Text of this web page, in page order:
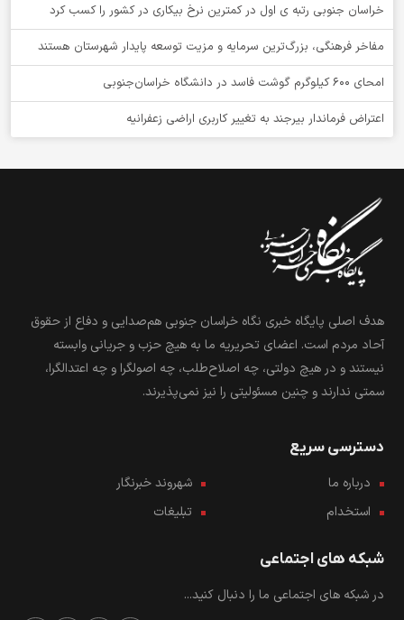
خراسان جنوبی رتبه ی اول در کمترین نرخ بیکاری در کشور را کسب کرد
مفاخر فرهنگی، بزرگ‌ترین سرمایه و مزیت توسعه پایدار شهرستان هستند
امحای ۶۰۰ کیلوگرم گوشت فاسد در دانشگاه خراسان‌جنوبی
اعتراض فرماندار بیرجند به تغییر کاربری اراضی زعفرانیه
هدف اصلی پایگاه خبری نگاه خراسان جنوبی هم‌صدایی و دفاع از حقوق
آحاد مردم است. اعضای تحریریه ما به هیچ حزب و جریانی وابسته
نیستند و در هیچ دولتی، چه اصلاح‌طلب، چه اصولگرا و چه اعتدالگرا،
سمتی ندارند و چنین مسئولیتی را نیز نمی‌پذیرند.
دسترسی سریع
درباره ما
شهروند خبرنگار
استخدام
تبلیغات
شبکه های اجتماعی
در شبکه های اجتماعی ما را دنبال کنید...